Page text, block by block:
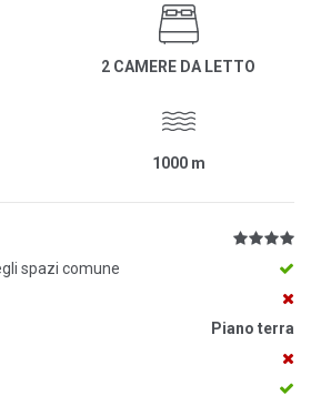
2 CAMERE DA LETTO
1000 m
spazi comune
Piano terra